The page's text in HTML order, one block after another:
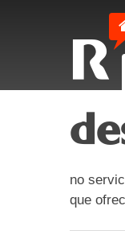
R
no
que